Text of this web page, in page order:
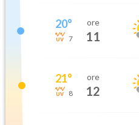
20°
7
ore
11
21°
8
ore
12